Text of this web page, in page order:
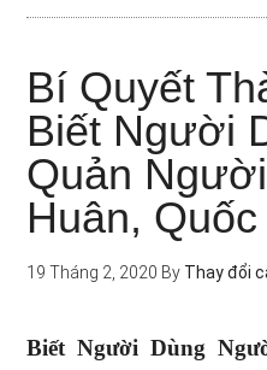
Bí Quyết
Biết Người
Quản
Huân,
19 Tháng 2, 2020 By Thay đổi
Biết Người Dùng